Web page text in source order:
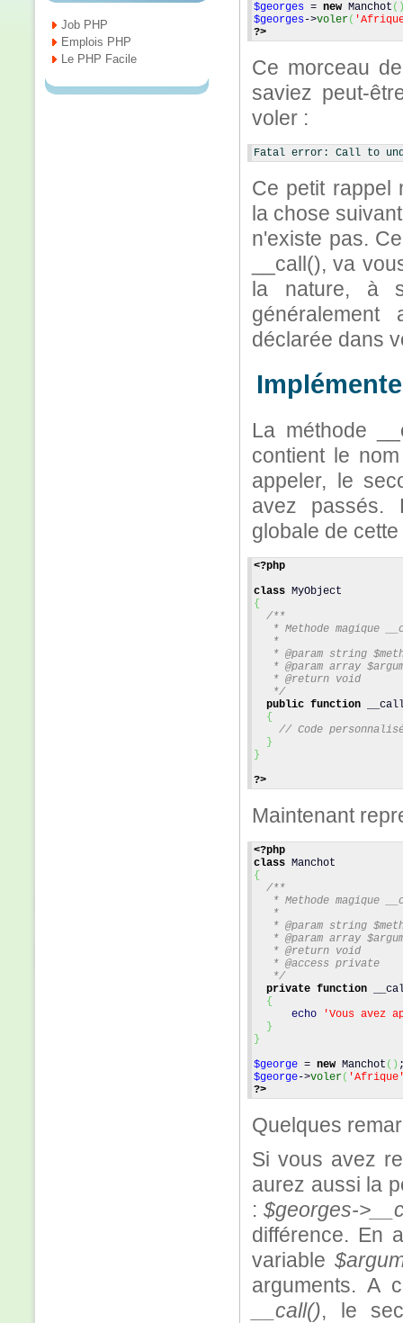
$georges = new Manchot (
$georges->voler(
?>
Ce morceau
saviez peut-
voler :
Fatal error: Call to
Ce petit rappel
la chose
n'existe pas.
__call(), va
la nature, à
déclarée dans
La méthode
contient le
appeler, le
avez passés.
globale de
<?php
class MyObject
{
/**
* Methode magique
   *
* @param string
* @param array
   * @return void
   */
public function
{
// Code
}
}
?>
Maintenant
<?php
class Manchot
{
/**
* Methode magique
   *
* @param string
* @param array
   * @return void
   * @access private
   */
private function
{
echo
'Vous avez
}
}
$george = new Manchot ( )
$george->voler(
?>
Quelques
Si vous avez
aurez aussi la
: $georges-
différence. En
variable
arguments. A
__call(), le
Job PHP
Emplois PHP
Le PHP Facile